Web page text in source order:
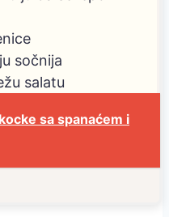
sočnija
salatu
sa spanaćem i